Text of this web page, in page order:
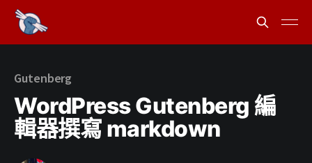
Gutenberg
WordPress Gutenberg 編
輯器撰寫 markdown